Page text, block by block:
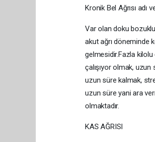
Kronik Bel Ağrısı adı
Var olan doku
akut ağrı döneminde
gelmesidir.Fazla kilolu
çalışıyor olmak,
uzun süre kalmak,
uzun süre yani ara
olmaktadır.
KAS AĞRISI